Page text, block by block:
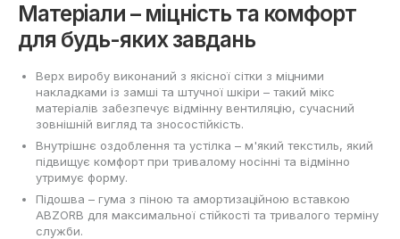
Матеріали – міцність та комфорт
для будь-яких завдань
Верх виробу виконаний з якісної сітки з міцними
накладками із замші та штучної шкіри – такий мікс
матеріалів забезпечує відмінну вентиляцію, сучасний
зовнішній вигляд та зносостійкість.
Внутрішнє оздоблення та устілка – м'який текстиль, який
підвищує комфорт при тривалому носінні та відмінно
утримує форму.
Підошва – гума з піною та амортизаційною вставкою
ABZORB для максимальної стійкості та тривалого терміну
служби.